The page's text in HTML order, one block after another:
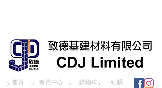
> > > >
首頁 會員中心 購物車 結賬